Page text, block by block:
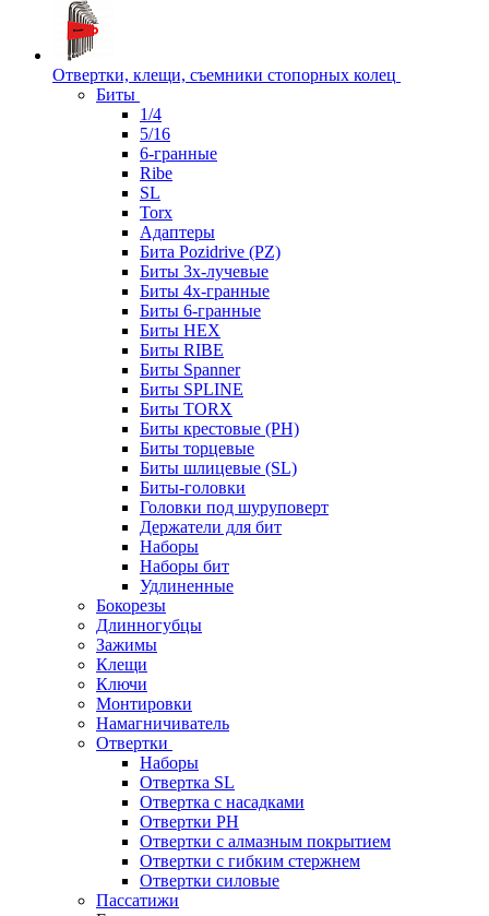
Отвертки, клещи, съемники стопорных колец
Биты
1/4
5/16
6-гранные
Ribe
SL
Torx
Адаптеры
Бита Pozidrive (PZ)
Биты 3х-лучевые
Биты 4х-гранные
Биты 6-гранные
Биты HEX
Биты RIBE
Биты Spanner
Биты SPLINE
Биты TORX
Биты крестовые (PH)
Биты торцевые
Биты шлицевые (SL)
Биты-головки
Головки под шуруповерт
Держатели для бит
Наборы
Наборы бит
Удлиненные
Бокорезы
Длинногубцы
Зажимы
Клещи
Ключи
Монтировки
Намагничиватель
Отвертки
Наборы
Отвертка SL
Отвертка с насадками
Отвертки PH
Отвертки с алмазным покрытием
Отвертки с гибким стержнем
Отвертки силовые
Пассатижи